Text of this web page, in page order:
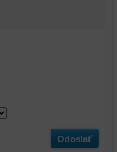
Odoslať